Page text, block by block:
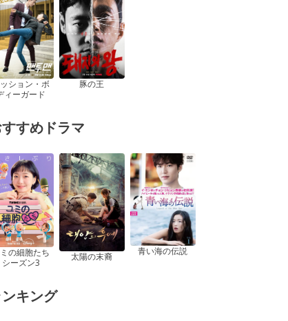
ション・ボ
ィーガード
豚の王
すめドラマ
の細胞たち
シーズン3
太陽の末裔 青い海の伝説
キング